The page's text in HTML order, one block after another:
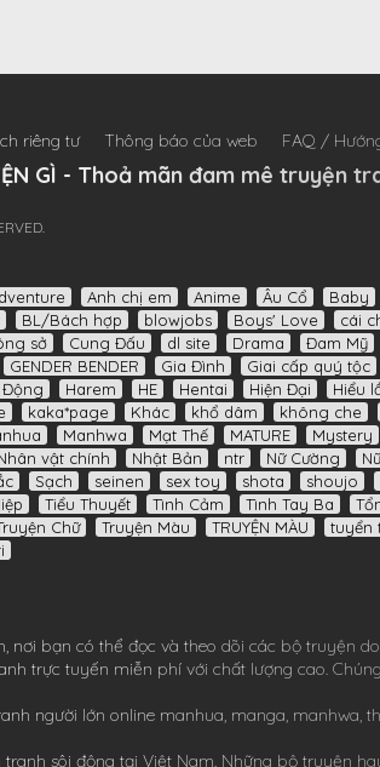
riêng tư Thông báo của web FAQ /
GÌ - Thoả mãn đam mê truyện
Anh chị em Anime Âu Cổ Baby
BL/Bách hợp blowjobs Boys' Love cái
sở Cung Đấu dl site Drama Đam Mỹ
GENDER BENDER Gia Đình Giai cấp quý tộc
Động Harem HE Hentai Hiện Đại Hiểu
kaka*page Khác khổ dâm không che
Manhwa Mạt Thế MATURE Mystery
vật chính Nhật Bản ntr Nữ Cường
Sạch seinen sex toy shota shoujo
Tiểu Thuyết Tình Cảm Tình Tay Ba
Chữ Truyện Màu TRUYỆN MÀU tuyển
bạn có thể đọc và theo dõi các bộ truyện
trực tuyến miễn phí với chất lượng cao.
người lớn online manhua, manga, manhwa,
sôi động tại Việt Nam. Những bộ truyện